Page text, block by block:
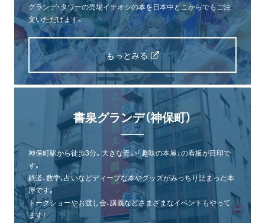
グランデ・タワーの売場イチオシの本を日本中どこからでもご注
文いただけます。
もっとみる
書泉グランデ（神保町）
神保町駅から徒歩3分。大きな青い「趣味の本屋」の看板が目印で
す。
鉄道、数学、占いなどディープな本やグッズがみっちり詰まった本
屋です。
トークショーやお渡し会、講義などさまざまなイベントもやって
ます！